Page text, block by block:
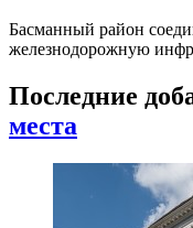
Басманный район
железнодорожную
Последние
места